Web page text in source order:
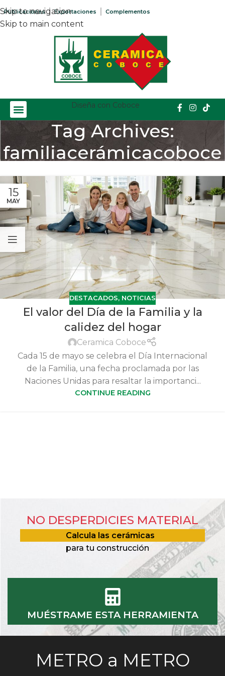
Skip to navigation
Skip to main content
Publicaciones Exportaciones Complementos
Diseña con Coboce
Tag Archives:
familiacerámicacoboce
15
MAY
DESTACADOS, NOTICIAS
El valor del Día de la Familia y la
calidez del hogar
Ceramica Coboce
Cada 15 de mayo se celebra el Día Internacional
de la Familia, una fecha proclamada por las
Naciones Unidas para resaltar la importanci...
CONTINUE READING
NO DESPERDICIES MATERIAL
Calcula las cerámicas
para tu construcción
MUÉSTRAME ESTA HERRAMIENTA
METRO a METRO